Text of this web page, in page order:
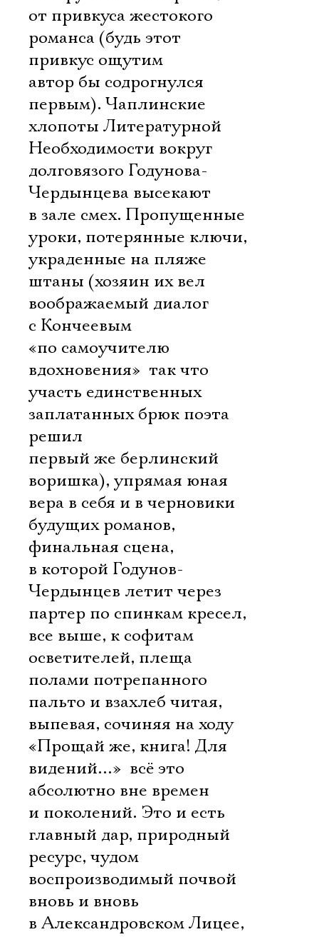
от привкуса жестокого
романса (будь этот
привкус ощутим 
автор бы содрогнулся
первым). Чаплинские
хлопоты Литературной
Необходимости вокруг
долговязого Годунова-
Чердынцева высекают
в зале смех. Пропущенные
уроки, потерянные ключи,
украденные на пляже
штаны (хозяин их вел
воображаемый диалог
с Кончеевым
«по самоучителю
вдохновения»  так что
участь единственных
заплатанных брюк поэта
решил
первый же берлинский
воришка), упрямая юная
вера в себя и в черновики
будущих романов,
финальная сцена,
в которой Годунов-
Чердынцев летит через
партер по спинкам кресел,
все выше, к софитам
осветителей, плеща
полами потрепанного
пальто и взахлеб читая,
выпевая, сочиняя на ходу
«Прощай же, книга! Для
видений…»  всё это
абсолютно вне времен
и поколений. Это и есть
главный дар, природный
ресурс, чудом
воспроизводимый почвой
вновь и вновь 
в Александровском Лицее,